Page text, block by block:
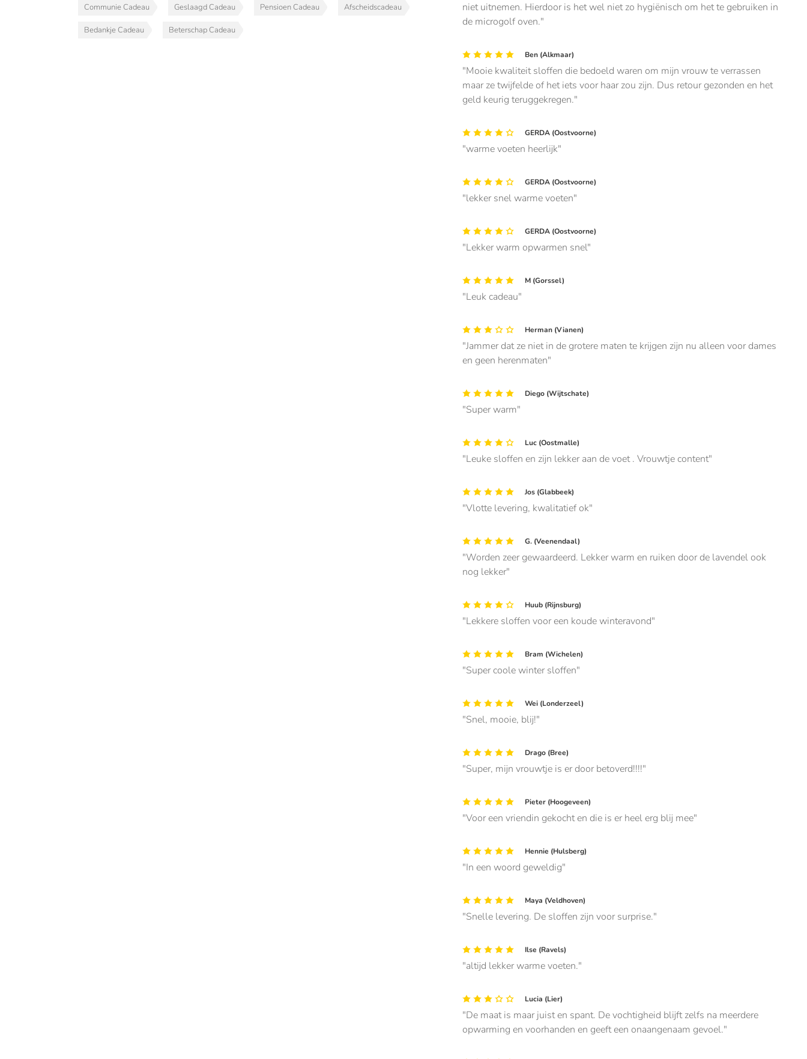
Communie Cadeau Geslaagd Cadeau Pensioen Cadeau Afscheidscadeau
Bedankje Cadeau Beterschap Cadeau
niet uitnemen. Hierdoor is het wel niet zo hygiënisch om het te gebruiken in
de microgolf oven.
Ben (Alkmaar)
Mooie kwaliteit sloffen die bedoeld waren om mijn vrouw te verrassen
maar ze twijfelde of het iets voor haar zou zijn. Dus retour gezonden en het
geld keurig teruggekregen.
GERDA (Oostvoorne)
warme voeten heerlijk
GERDA (Oostvoorne)
lekker snel warme voeten
GERDA (Oostvoorne)
Lekker warm opwarmen snel
M (Gorssel)
Leuk cadeau
Herman (Vianen)
Jammer dat ze niet in de grotere maten te krijgen zijn nu alleen voor dames
en geen herenmaten
Diego (Wijtschate)
Super warm
Luc (Oostmalle)
Leuke sloffen en zijn lekker aan de voet . Vrouwtje content
Jos (Glabbeek)
Vlotte levering, kwalitatief ok
G. (Veenendaal)
Worden zeer gewaardeerd. Lekker warm en ruiken door de lavendel ook
nog lekker
Huub (Rijnsburg)
Lekkere sloffen voor een koude winteravond
Bram (Wichelen)
Super coole winter sloffen
Wei (Londerzeel)
Snel, mooie, blij!
Drago (Bree)
Super, mijn vrouwtje is er door betoverd!!!!
Pieter (Hoogeveen)
Voor een vriendin gekocht en die is er heel erg blij mee
Hennie (Hulsberg)
In een woord geweldig
Maya (Veldhoven)
Snelle levering. De sloffen zijn voor surprise.
Ilse (Ravels)
altijd lekker warme voeten.
Lucia (Lier)
De maat is maar juist en spant. De vochtigheid blijft zelfs na meerdere
opwarming en voorhanden en geeft een onaangenaam gevoel.